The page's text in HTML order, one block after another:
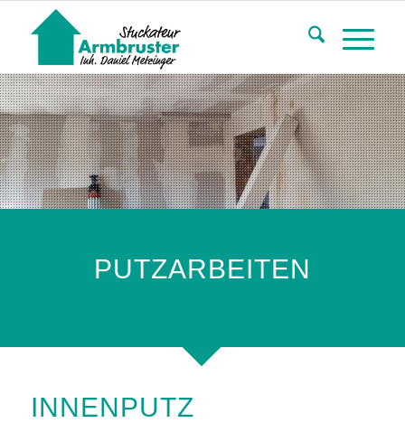
PUTZARBEITEN
INNENPUTZ